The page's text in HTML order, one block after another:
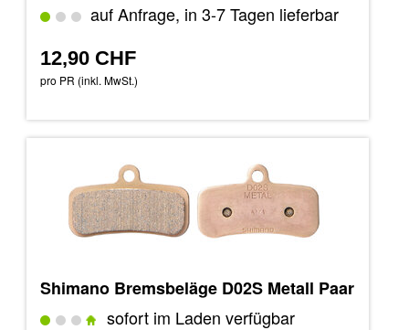
auf Anfrage, in 3-7 Tagen lieferbar
12,90 CHF
pro PR (inkl. MwSt.)
Shimano Bremsbeläge D02S Metall Paar
sofort im Laden verfügbar